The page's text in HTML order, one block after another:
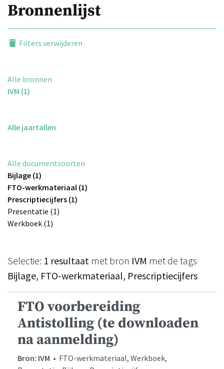
Bronnenlijst
Filters verwijderen
Alle bronnen
IVM (1)
Alle jaartallen
Alle documentsoorten
Bijlage (1)
FTO-werkmateriaal (1)
Prescriptiecijfers (1)
Presentatie (1)
Werkboek (1)
Selectie: 1 resultaat met bron IVM met de tags
Bijlage, FTO-werkmateriaal, Prescriptiecijfers
FTO voorbereiding
Antistolling (te downloaden
na aanmelding)
Bron: IVM • FTO-werkmateriaal, Werkboek,